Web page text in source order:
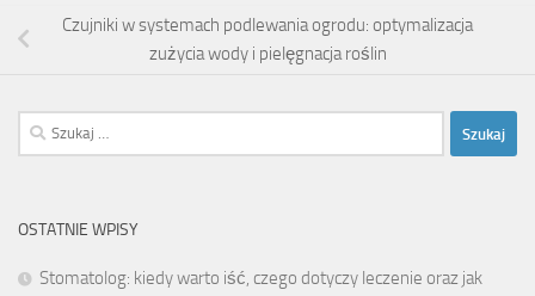
Czujniki w systemach podlewania ogrodu: optymalizacja
zużycia wody i pielęgnacja roślin
Szukaj:
OSTATNIE WPISY
Stomatolog: kiedy warto iść, czego dotyczy leczenie oraz jak